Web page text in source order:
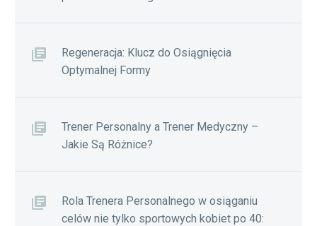
Regeneracja: Klucz do Osiągnięcia
Optymalnej Formy
Trener Personalny a Trener Medyczny –
Jakie Są Różnice?
Rola Trenera Personalnego w osiąganiu
celów nie tylko sportowych kobiet po 40: